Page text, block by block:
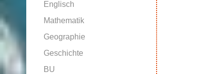
Englisch
Mathematik
Geographie
Geschichte
BU